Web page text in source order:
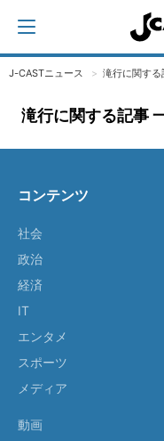
J-CASTニュース 滝行に関する
滝行に関する記事
コンテンツ
社会
政治
経済
IT
エンタメ
スポーツ
メディア
動画